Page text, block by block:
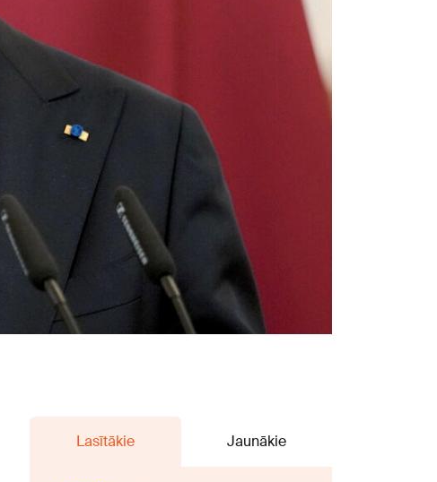
Lasītākie Jaunākie